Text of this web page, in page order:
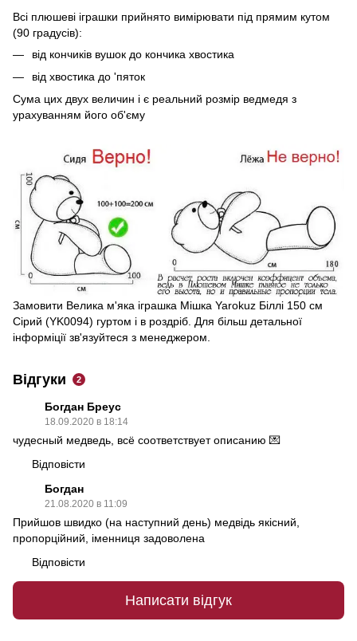
Всі плюшеві іграшки прийнято вимірювати під прямим кутом
(90 градусів):
від кончиків вушок до кончика хвостика
від хвостика до 'пяток
Сума цих двух величин і є реальний розмір ведмедя з
урахуванням його об'єму
Замовити Велика м'яка іграшка Мішка Yarokuz Біллі 150 см
Сірий (YK0094) гуртом і в роздріб. Для більш детальної
інформіції зв'язуйтеся з менеджером.
Відгуки 2
Богдан Бреус
18.09.2020 в 18:14
чудесный медведь, всё соответствует описанию 💌
Відповісти
Богдан
21.08.2020 в 11:09
Прийшов швидко (на наступний день) медвідь якісний,
пропорційний, іменниця задоволена
Відповісти
Написати відгук